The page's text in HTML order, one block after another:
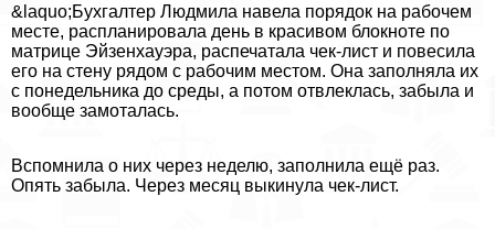
&laquo;Бухгалтер Людмила навела порядок на рабочем
месте, распланировала день в красивом блокноте по
матрице Эйзенхауэра, распечатала чек-лист и повесила
его на стену рядом с рабочим местом. Она заполняла их
с понедельника до среды, а потом отвлеклась, забыла и
вообще замоталась.
Вспомнила о них через неделю, заполнила ещё раз.
Опять забыла. Через месяц выкинула чек-лист.